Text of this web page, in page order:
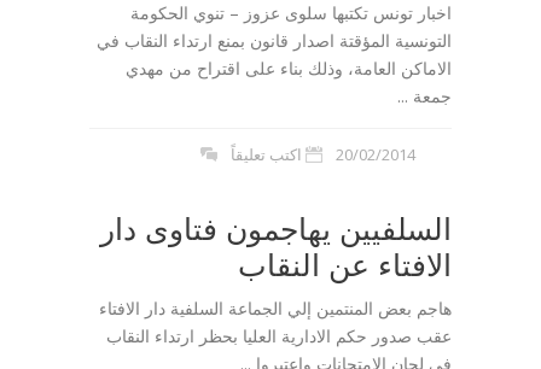
اخبار تونس تكتبها سلوى عزوز – تنوي الحكومة
التونسية المؤقتة اصدار قانون بمنع ارتداء النقاب في
الاماكن العامة، وذلك بناء على اقتراح من مهدي
جمعة ...
20/02/2014 اكتب تعليقاً
السلفيين يهاجمون فتاوى دار
الافتاء عن النقاب
هاجم بعض المنتمين إلي الجماعة السلفية دار الافتاء
عقب صدور حكم الادارية العليا بحظر ارتداء النقاب
في لجان الامتحانات واعتبروا ...